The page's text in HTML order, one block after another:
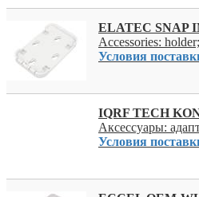
ELATEC SNAP
Accessories:
Условия
IQRF TECH
Аксессуары:
Условия